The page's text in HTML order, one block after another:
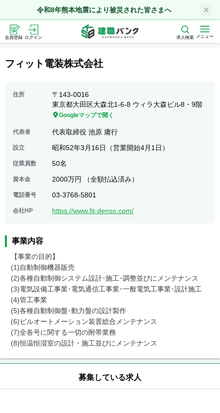
令和8年熊本地震により被災された皆さまへ
会員登録 ログイン 求人検索 メニュー
フィット電装株式会社
住所 〒 143-0016
東京都大田区大森北1-6-8 ウィラ大森ビル8・9階
Googleマップで開く
代表者 代表取締役 池原 庸行
設立 昭和52年3月16日（営業開始4月1日）
従業員数 50名
資本金 2000万円 （全額払込済み）
電話番号 03-3768-5801
会社HP https://www.fit-denso.com/
事業内容
【事業の目的】
(1)自動制御機器販売
(2)各種自動制御システム設計･施工･調整並びにメンテナンス
(3)電気設備工事業･電気通信工事業･一般電気工事業･設計施工
(4)管工事業
(5)各種自動制御盤･動力盤の設計製作
(6)ビルオートメーション装置総合メンテナンス
(7)全各号に関する一切の附帯業務
(8)恒温恒湿室の設計・施工並びにメンテナンス
募集している求人